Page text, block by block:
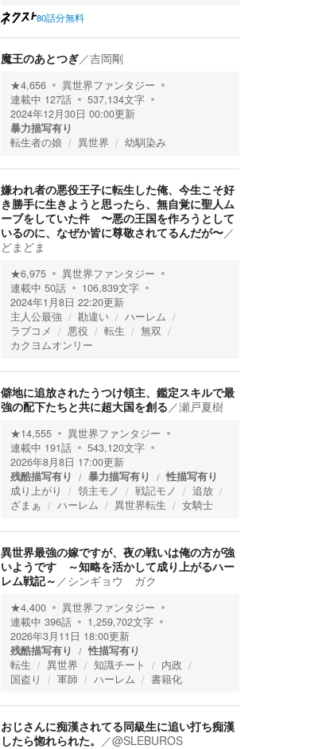
80話分無料
魔王のあとつぎ／吉岡剛
★4,656
異世界ファンタジー
連載中 127話 537,134文字
2024年12月30日 00:00更新
暴力描写有り
転生者の娘
異世界 幼馴染み
嫌われ者の悪役王子に転生した俺、今生こそ好
き勝手に生きようと思ったら、無自覚に聖人ム
ーブをしていた件 〜悪の王国を作ろうとして
いるのに、なぜか皆に尊敬されてるんだが〜／
どまどま
★6,975
異世界ファンタジー
連載中 50話 106,839文字
2024年1月8日 22:20更新
主人公最強
勘違い
ハーレム
ラブコメ
悪役 転生
無双
カクヨムオンリー
僻地に追放されたうつけ領主、鑑定スキルで最
強の配下たちと共に超大国を創る／瀬戸夏樹
★14,555
異世界ファンタジー
連載中 191話 543,120文字
2026年8月8日 17:00更新
残酷描写有り
暴力描写有り
性描写有り
成り上がり
領主モノ 戦記モノ
追放
ざまぁ
ハーレム 異世界転生 女騎士
異世界最強の嫁ですが、夜の戦いは俺の方が強
いようです ～知略を活かして成り上がるハー
レム戦記～ ／シンギョウ ガク
★4,400
異世界ファンタジー
連載中 396話 1,259,702文字
2026年3月11日 18:00更新
残酷描写有り
性描写有り
転生
異世界 知識チート
内政
国盗り
軍師 ハーレム 書籍化
おじさんに痴漢されてる同級生に追い打ち痴漢
したら惚れられた。 ／@SLEBUROS